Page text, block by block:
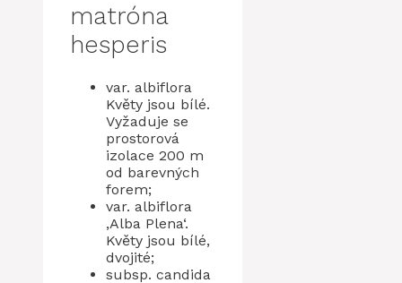
matróna
hesperis
var. albiflora
Květy jsou bílé.
Vyžaduje se
prostorová
izolace 200 m
od barevných
forem;
var. albiflora
‚Alba Plena‘.
Květy jsou bílé,
dvojité;
subsp. candida